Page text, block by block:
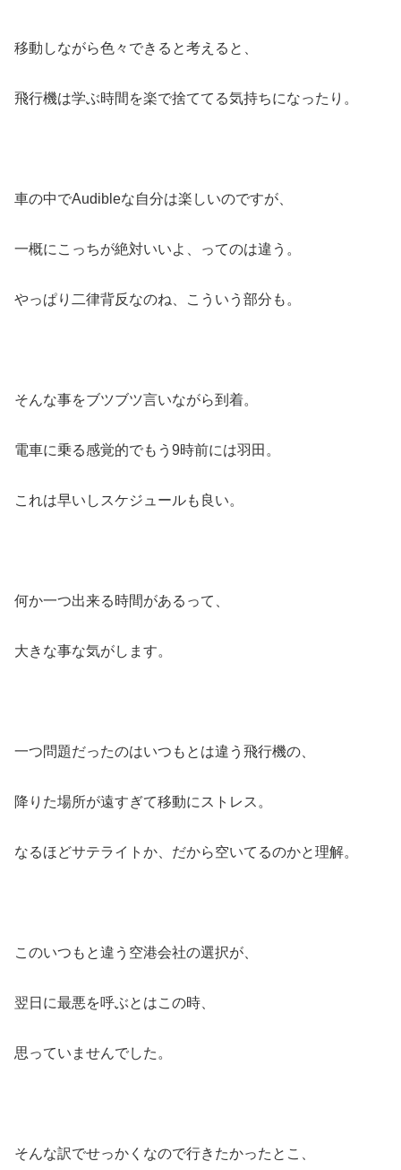
移動しながら色々できると考えると、
飛行機は学ぶ時間を楽で捨ててる気持ちになったり。
車の中でAudibleな自分は楽しいのですが、
一概にこっちが絶対いいよ、ってのは違う。
やっぱり二律背反なのね、こういう部分も。
そんな事をブツブツ言いながら到着。
電車に乗る感覚的でもう9時前には羽田。
これは早いしスケジュールも良い。
何か一つ出来る時間があるって、
大きな事な気がします。
一つ問題だったのはいつもとは違う飛行機の、
降りた場所が遠すぎて移動にストレス。
なるほどサテライトか、だから空いてるのかと理解。
このいつもと違う空港会社の選択が、
翌日に最悪を呼ぶとはこの時、
思っていませんでした。
そんな訳でせっかくなので行きたかったとこ、